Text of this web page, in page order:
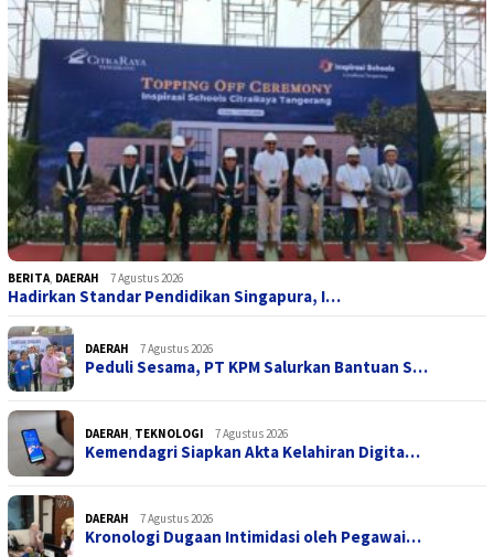
BERITA, DAERAH 7 Agustus 2026
Hadirkan Standar Pendidikan Singapura, I…
DAERAH 7 Agustus 2026
Peduli Sesama, PT KPM Salurkan Bantuan S…
DAERAH, TEKNOLOGI 7 Agustus 2026
Kemendagri Siapkan Akta Kelahiran Digita…
DAERAH 7 Agustus 2026
Kronologi Dugaan Intimidasi oleh Pegawai…